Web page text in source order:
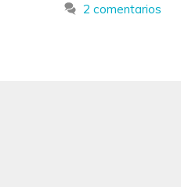
2 comentarios